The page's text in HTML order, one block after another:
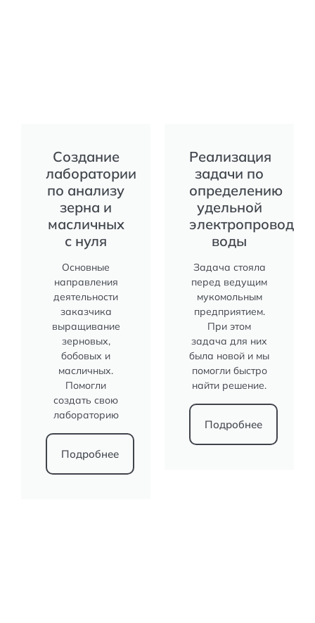
Создание
лаборатории
по анализу
зерна и
масличных
с нуля
Основные
направления
деятельности
заказчика
выращивание
зерновых,
бобовых и
масличных.
Помогли
создать свою
лабораторию
Подробнее
Реализация
задачи по
определению
удельной
воды
Задача стояла
перед ведущим
мукомольным
предприятием.
При этом
задача для них
была новой и мы
помогли быстро
найти решение.
Подробнее